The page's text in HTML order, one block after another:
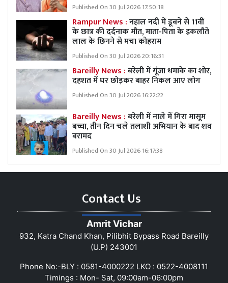
Published On 30 Jul 2026 17:50:18
Rampur News :नहाल नदी में डूबने से 11वीं
के छात्र की दर्दनाक मौत, माता-पिता के इकलौते
लाल के छिनने से मचा कोहराम
Published On 30 Jul 2026 20:16:31
Bareilly News :बरेली में गूंजा धमाके का शोर,
दहशत में घर छोड़कर बाहर निकल आए लोग
Published On 30 Jul 2026 16:22:22
Bareilly News :बरेली में नाले में गिरा मासूम
बच्चा, तीन दिन चले तलाशी अभियान के बाद शव
बरामद
Published On 30 Jul 2026 16:17:38
Contact Us
Amrit Vichar
932, Katra Chand Khan, Pilibhit Bypass Road Bareilly
(U.P) 243001
Phone No:-BLY : 0581-4000222 LKO : 0522-4008111
Timings : Mon- Sat, 09:00am-06:00pm